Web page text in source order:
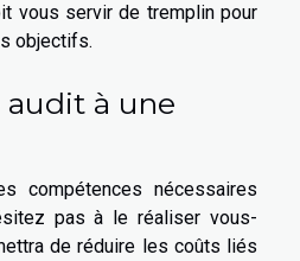
vous servir de tremplin pour
objectifs.
audit à une
compétences nécessaires
pas à le réaliser vous-
de réduire les coûts liés